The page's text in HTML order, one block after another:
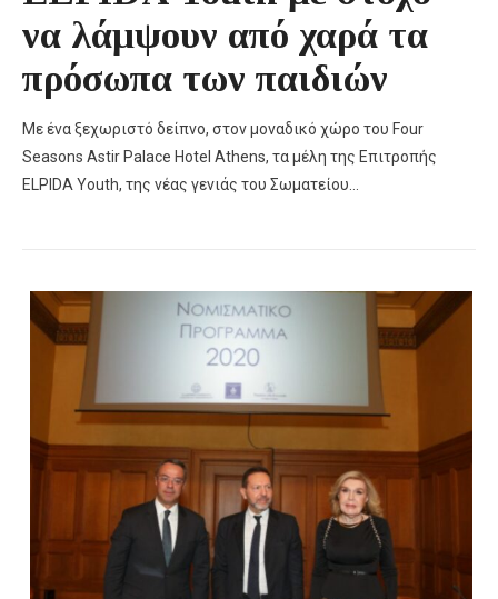
να λάμψουν από χαρά τα
πρόσωπα των παιδιών
Με ένα ξεχωριστό δείπνο, στον μοναδικό χώρο του Four
Seasons Astir Palace Hotel Athens, τα μέλη της Επιτροπής
ELPIDA Youth, της νέας γενιάς του Σωματείου…